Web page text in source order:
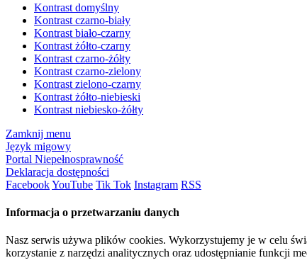
Kontrast domyślny
Kontrast czarno-biały
Kontrast biało-czarny
Kontrast żółto-czarny
Kontrast czarno-żółty
Kontrast czarno-zielony
Kontrast zielono-czarny
Kontrast żółto-niebieski
Kontrast niebiesko-żółty
Zamknij menu
Język migowy
Portal Niepełnosprawność
Deklaracja dostępności
FacebookYouTube Tik Tok Instagram RSS
Informacja o przetwarzaniu danych
Nasz serwis używa plików cookies. Wykorzystujemy je w celu
korzystanie z narzędzi analitycznych oraz udostępnianie funkcji